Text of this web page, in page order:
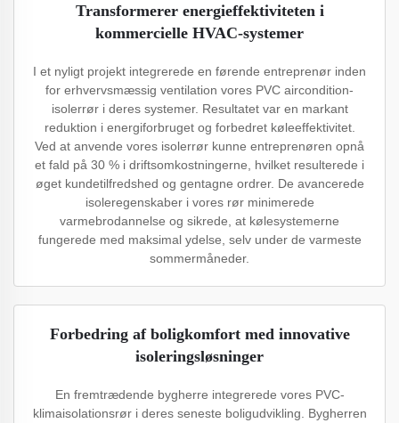
Transformerer energieffektiviteten i
kommercielle HVAC-systemer
I et nyligt projekt integrerede en førende entreprenør inden
for erhvervsmæssig ventilation vores PVC aircondition-
isolerrør i deres systemer. Resultatet var en markant
reduktion i energiforbruget og forbedret køleeffektivitet.
Ved at anvende vores isolerrør kunne entreprenøren opnå
et fald på 30 % i driftsomkostningerne, hvilket resulterede i
øget kundetilfredshed og gentagne ordrer. De avancerede
isoleregenskaber i vores rør minimerede
varmebrodannelse og sikrede, at kølesystemerne
fungerede med maksimal ydelse, selv under de varmeste
sommermåneder.
Forbedring af boligkomfort med innovative
isoleringsløsninger
En fremtrædende bygherre integrerede vores PVC-
klimaisolationsrør i deres seneste boligudvikling. Bygherren